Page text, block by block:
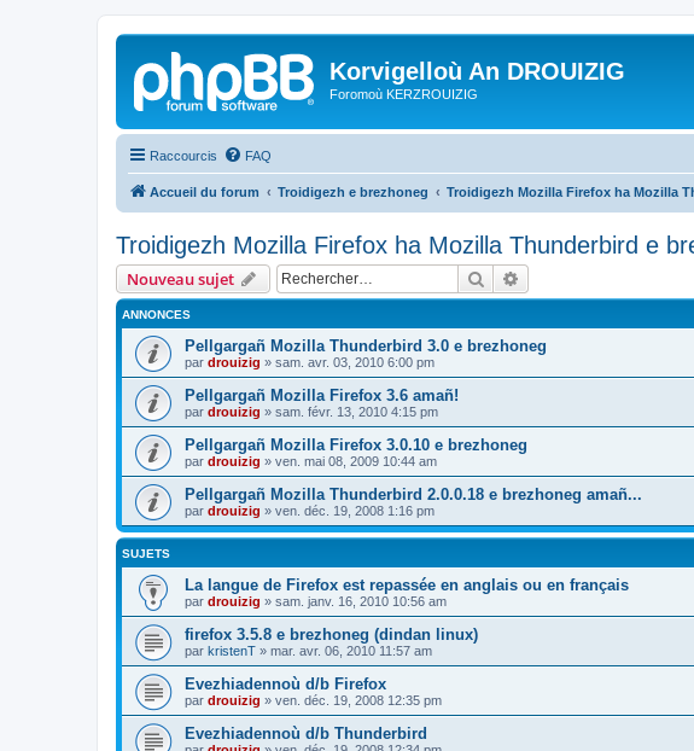
Korvigelloù An DROUIZIG
Foromoù KERZROUIZIG
Raccourcis FAQ
Accueil du forum Troidigezh e brezhoneg Troidigezh Mozilla Firefox ha Mozilla
Troidigezh Mozilla Firefox ha Mozilla Thunderbird e
Nouveau sujet Rechercher
ANNONCES
Pellgargañ Mozilla Thunderbird 3.0 e brezhoneg
par drouizig » sam. avr. 03, 2010 6:00 pm
Pellgargañ Mozilla Firefox 3.6 amañ!
par drouizig » sam. févr. 13, 2010 4:15 pm
Pellgargañ Mozilla Firefox 3.0.10 e brezhoneg
par drouizig » ven. mai 08, 2009 10:44 am
Pellgargañ Mozilla Thunderbird 2.0.0.18 e brezhoneg amañ...
par drouizig » ven. déc. 19, 2008 1:16 pm
SUJETS
La langue de Firefox est repassée en anglais ou en français
par drouizig » sam. janv. 16, 2010 10:56 am
firefox 3.5.8 e brezhoneg (dindan linux)
par kristenT » mar. avr. 06, 2010 11:57 am
Evezhiadennoù d/b Firefox
par drouizig » ven. déc. 19, 2008 12:35 pm
Evezhiadennoù d/b Thunderbird